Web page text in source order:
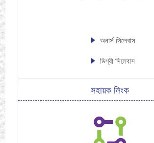
অনার্স সিলেবাস
ডিগ্রী সিলেবাস
সহায়ক লিংক